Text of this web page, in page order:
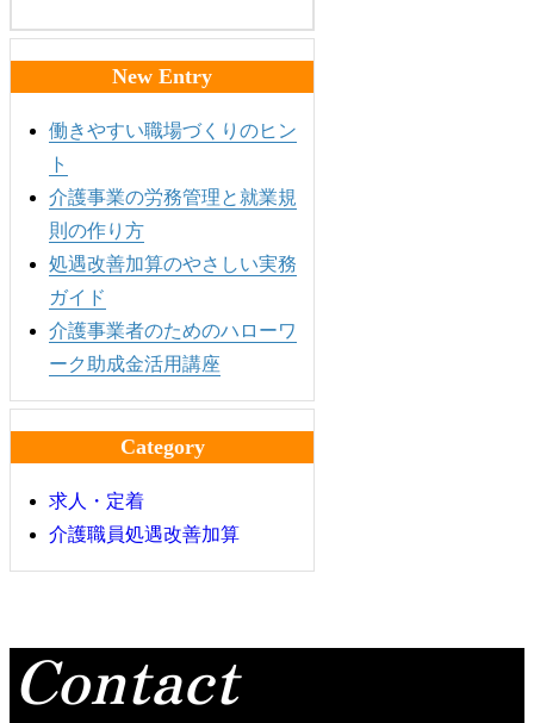
New Entry
働きやすい職場づくりのヒン
ト
介護事業の労務管理と就業規
則の作り方
処遇改善加算のやさしい実務
ガイド
介護事業者のためのハローワ
ーク助成金活用講座
Category
求人・定着
介護職員処遇改善加算
Contact